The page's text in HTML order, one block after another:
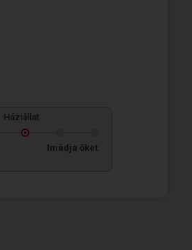
Háziállat
Imádja őket